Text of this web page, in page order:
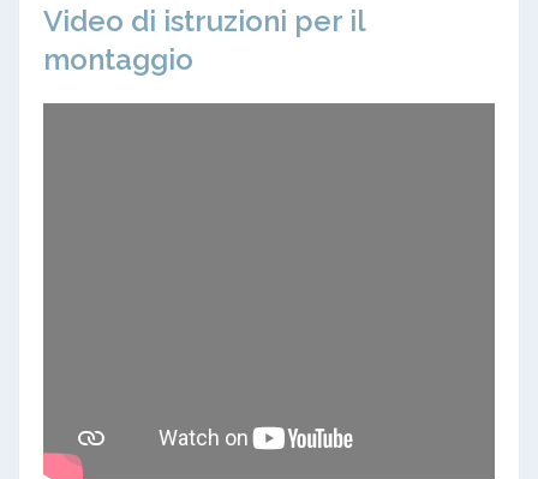
Video di istruzioni per il
montaggio